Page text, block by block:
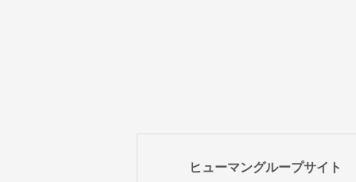
ヒューマングループサイト